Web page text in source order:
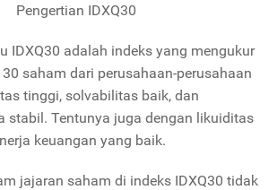
Pengertian IDXQ30
IDXQ30 adalah indeks yang mengukur
saham dari perusahaan-perusahaan
tinggi, solvabilitas baik, dan
stabil. Tentunya juga dengan likuiditas
keuangan yang baik.
jajaran saham di indeks IDXQ30 tidak